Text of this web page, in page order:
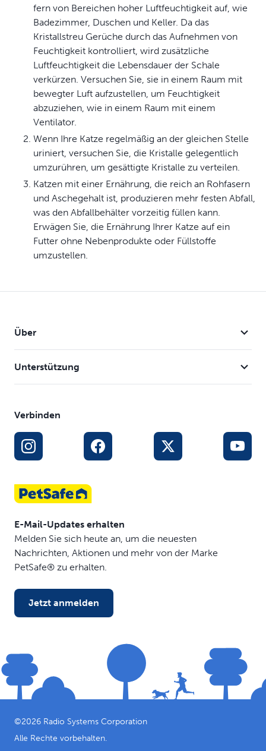
fern von Bereichen hoher Luftfeuchtigkeit auf, wie
Badezimmer, Duschen und Keller. Da das
Kristallstreu Gerüche durch das Aufnehmen von
Feuchtigkeit kontrolliert, wird zusätzliche
Luftfeuchtigkeit die Lebensdauer der Schale
verkürzen. Versuchen Sie, sie in einem Raum mit
bewegter Luft aufzustellen, um Feuchtigkeit
abzuziehen, wie in einem Raum mit einem
Ventilator.
Wenn Ihre Katze regelmäßig an der gleichen Stelle
uriniert, versuchen Sie, die Kristalle gelegentlich
umzurühren, um gesättigte Kristalle zu verteilen.
Katzen mit einer Ernährung, die reich an Rohfasern
und Aschegehalt ist, produzieren mehr festen Abfall,
was den Abfallbehälter vorzeitig füllen kann.
Erwägen Sie, die Ernährung Ihrer Katze auf ein
Futter ohne Nebenprodukte oder Füllstoffe
umzustellen.
Über
Unterstützung
Verbinden
E-Mail-Updates erhalten
Melden Sie sich heute an, um die neuesten
Nachrichten, Aktionen und mehr von der Marke
PetSafe® zu erhalten.
Jetzt anmelden
©2026 Radio Systems Corporation
Alle Rechte vorbehalten.